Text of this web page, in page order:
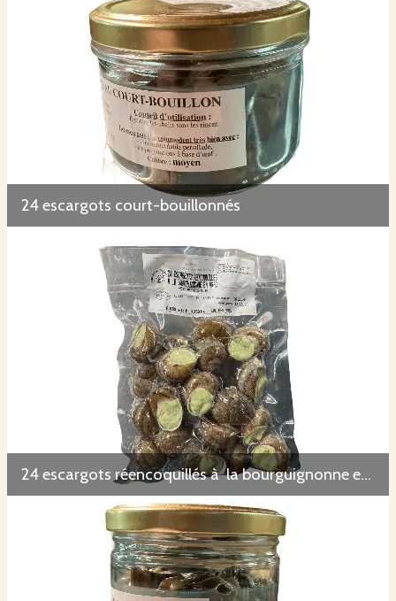
24 escargots court-bouillonnés
24 escargots réencoquillés à la bourguignonne en vrac